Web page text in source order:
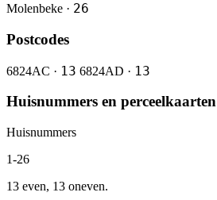
Molenbeke · 26
Postcodes
6824AC · 13 6824AD · 13
Huisnummers en perceelkaarten
Huisnummers
1-26
13 even, 13 oneven.